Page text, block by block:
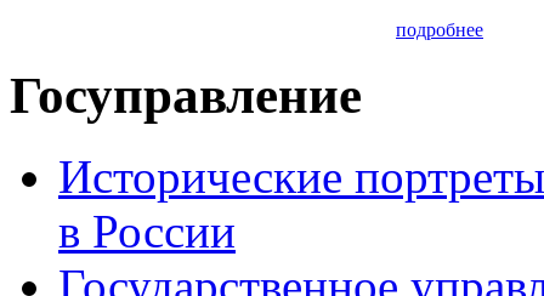
подробнее
Госуправление
Исторические
в России
Государственное